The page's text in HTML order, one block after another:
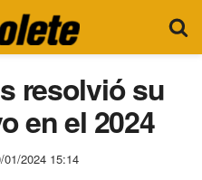
resolvió su
en el 2024
01/2024 15:14